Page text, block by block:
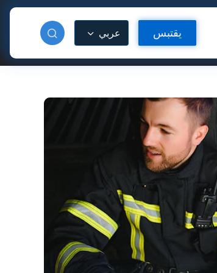
يقتبس عربي
فينيل عاكس للحرارة